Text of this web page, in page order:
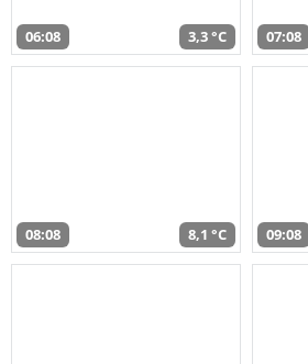
06:08 3,3 °C 07:08
08:08 8,1 °C 09:08